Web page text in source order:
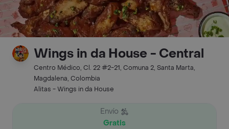
Wings in da House - Central
Centro Médico, Cl. 22 #2-21, Comuna 2, Santa Marta,
Magdalena, Colombia
Alitas - Wings in da House
Envío
Gratis